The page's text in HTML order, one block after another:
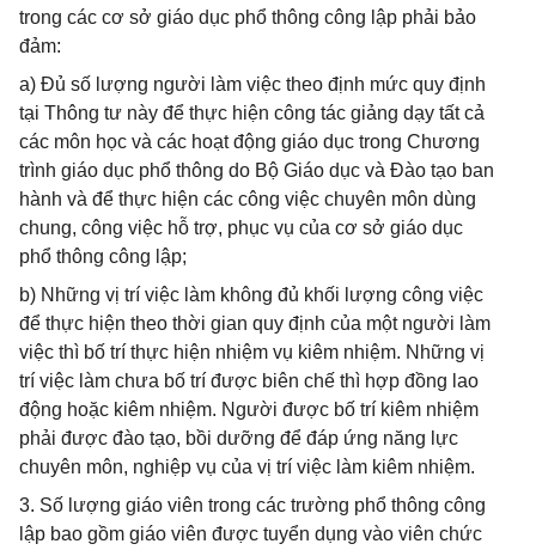
trong các cơ sở giáo dục phổ thông công lập phải bảo
đảm:
a) Đủ số lượng người làm việc theo định mức quy định
tại Thông tư này để thực hiện công tác giảng dạy tất cả
các môn học và các hoạt động giáo dục trong Chương
trình giáo dục phổ thông do Bộ Giáo dục và Đào tạo ban
hành và để thực hiện các công việc chuyên môn dùng
chung, công việc hỗ trợ, phục vụ của cơ sở giáo dục
phổ thông công lập;
b) Những vị trí việc làm không đủ khối lượng công việc
để thực hiện theo thời gian quy định của một người làm
việc thì bố trí thực hiện nhiệm vụ kiêm nhiệm. Những vị
trí việc làm chưa bố trí được biên chế thì hợp đồng lao
động hoặc kiêm nhiệm. Người được bố trí kiêm nhiệm
phải được đào tạo, bồi dưỡng để đáp ứng năng lực
chuyên môn, nghiệp vụ của vị trí việc làm kiêm nhiệm.
3. Số lượng giáo viên trong các trường phổ thông công
lập bao gồm giáo viên được tuyển dụng vào viên chức